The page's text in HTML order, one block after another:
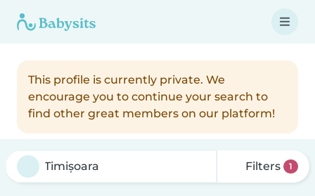
This profile is currently private. We
encourage you to continue your search to
find other great members on our platform!
Filters 1